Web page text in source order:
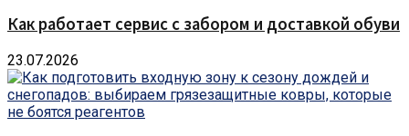
Как работает сервис с забором и доставкой обуви
23.07.2026